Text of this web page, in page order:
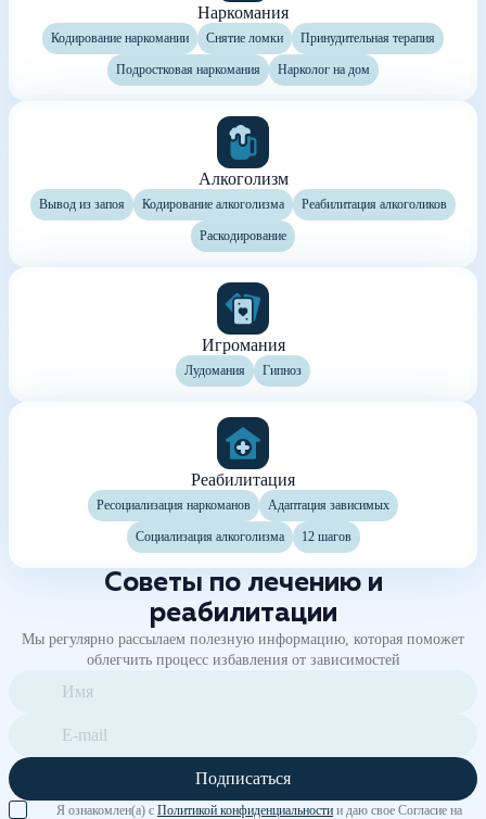
Наркомания
Кодирование наркомании Снятие ломки Принудительная терапия
Подростковая наркомания Нарколог на дом
Алкоголизм
Вывод из запоя Кодирование алкоголизма Реабилитация алкоголиков
Раскодирование
Игромания
Лудомания Гипноз
Реабилитация
Ресоциализация наркоманов Адаптация зависимых
Социализация алкоголизма 12 шагов
Советы по лечению и
реабилитации
Мы регулярно рассылаем полезную информацию, которая поможет
облегчить процесс избавления от зависимостей
Подписаться
Я ознакомлен(а) с Политикой конфиденциальности и даю свое Согласие на